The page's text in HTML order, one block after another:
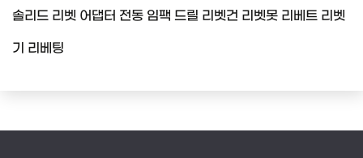
솔리드 리벳 어댑터 전동 임팩 드릴 리벳건 리벳못 리베트 리벳
기 리베팅